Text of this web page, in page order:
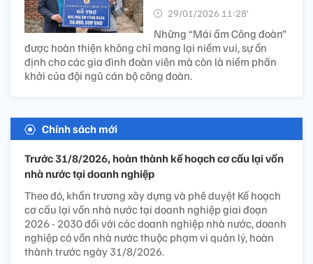
29/01/2026 11:28’
Những “Mái ấm Công đoàn”
được hoàn thiện không chỉ mang lại niềm vui, sự ổn
định cho các gia đình đoàn viên mà còn là niềm phấn
khởi của đội ngũ cán bộ công đoàn.
Chính sách mới
Trước 31/8/2026, hoàn thành kế hoạch cơ cấu lại vốn
nhà nước tại doanh nghiệp
Theo đó, khẩn trương xây dựng và phê duyệt Kế hoạch
cơ cấu lại vốn nhà nước tại doanh nghiệp giai đoạn
2026 - 2030 đối với các doanh nghiệp nhà nước, doanh
nghiệp có vốn nhà nước thuộc phạm vi quản lý, hoàn
thành trước ngày 31/8/2026.